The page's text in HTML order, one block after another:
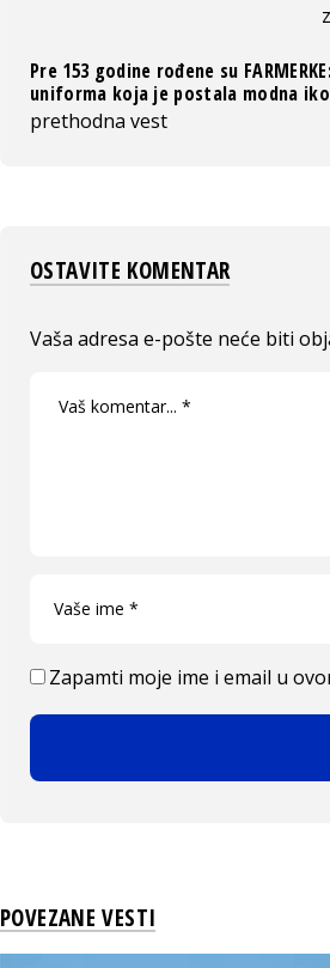
Pre 153 godine rođene su
uniforma koja je postala modna
prethodna vest
OSTAVITE KOMENTAR
Vaša adresa e-pošte neće biti
Zapamti moje ime i email u
POVEZANE VESTI